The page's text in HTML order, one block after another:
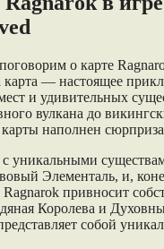
о карте
— настоящее
и удивительных
вулкана до
наполнен
с уникальными
Элементаль, и,
привносит
Королева и
собой